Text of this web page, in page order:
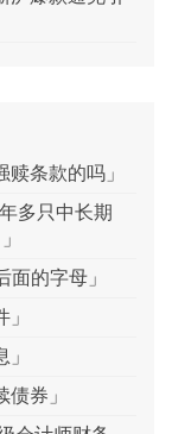
条款的吗」
多只中长期
的字母」
券」